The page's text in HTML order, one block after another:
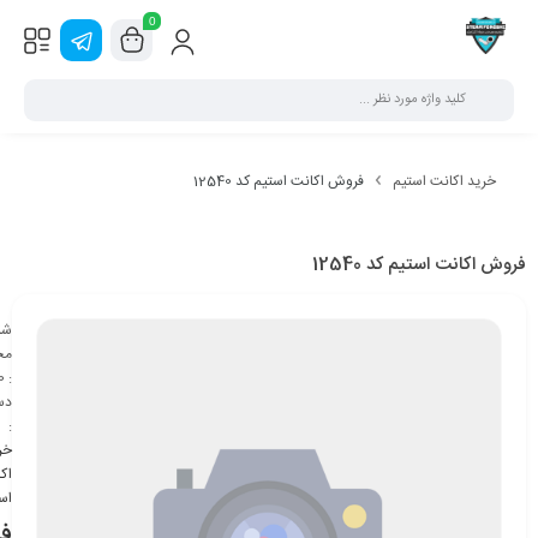
0
خرید اکانت استیم فروش اکانت استیم کد 12540
فروش اکانت استیم کد 12540
:
: